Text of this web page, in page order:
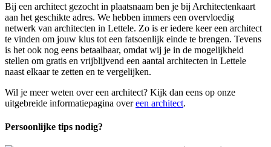
Bij een architect gezocht in plaatsnaam ben je bij Architectenkaart
aan het geschikte adres. We hebben immers een overvloedig
netwerk van architecten in Lettele. Zo is er iedere keer een architect
te vinden om jouw klus tot een fatsoenlijk einde te brengen. Tevens
is het ook nog eens betaalbaar, omdat wij je in de mogelijkheid
stellen om gratis en vrijblijvend een aantal architecten in Lettele
naast elkaar te zetten en te vergelijken.
Wil je meer weten over een architect? Kijk dan eens op onze
uitgebreide informatiepagina overeen architect.
Persoonlijke tips nodig?